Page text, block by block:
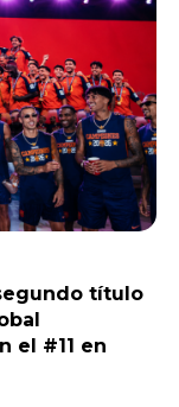
título
el #11 en